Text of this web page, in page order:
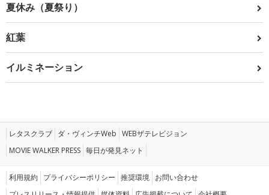
夏休み（夏祭り）
紅葉
イルミネーション
レタスクラブ ダ・ヴィンチWeb WEBザテレビジョン
MOVIE WALKER PRESS 毎日が発見ネット
利用規約 プライバシーポリシー 推奨環境 お問い合わせ